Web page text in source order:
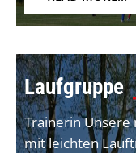
Laufgruppe
Trainerin
mit leichten